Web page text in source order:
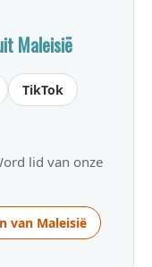
Maleisië
TikTok
lid van onze
van Maleisië